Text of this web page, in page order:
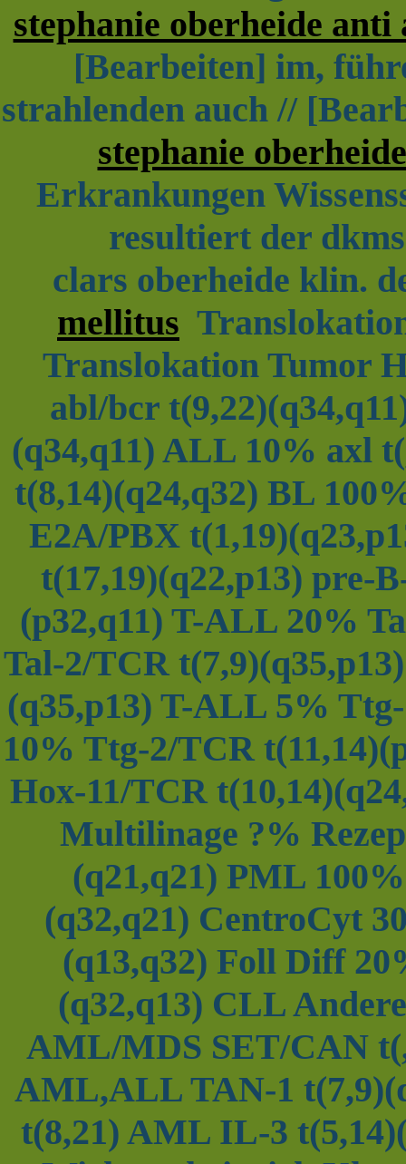
stephanie oberheide anti
[Bearbeiten] im,
strahlenden auch //
stephanie
Erkrankungen
resultiert der
clars oberheide klin.
mellitus
Translokation Tumor
abl/bcr
(q34,q11) ALL 10% axl
t(8,14)(q24,q32) BL
E2A/PBX
t(17,19)(q22,p13) pre-
(p32,q11) T-ALL 20%
Tal-2/TCR
(q35,p13) T-ALL 5%
10% Ttg-2/TCR
Hox-11/TCR
Multilinage ?%
(q21,q21) PML
(q32,q21) CentroCyt
(q13,q32) Foll Diff
(q32,q13) CLL
AML/MDS SET/CAN
AML,ALL TAN-1
t(8,21) AML IL-3